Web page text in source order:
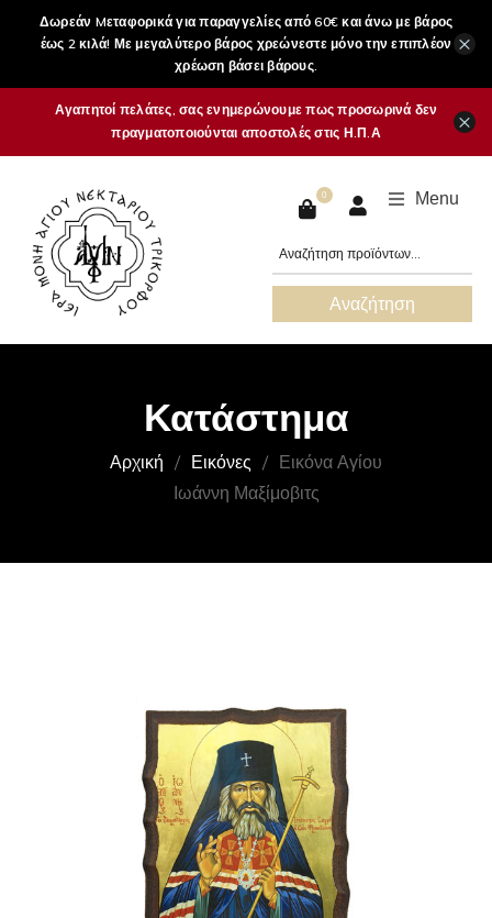
Δωρεάν Mεταφορικά για παραγγελίες από 60€ και άνω με βάρος
έως 2 κιλά! Με μεγαλύτερο βάρος χρεώνεστε μόνο την επιπλέον
χρέωση βάσει βάρους.
×
Αγαπητοί πελάτες, σας ενημερώνουμε πως προσωρινά δεν
πραγματοποιούνται αποστολές στις Η.Π.Α
×
0 Menu
Αναζήτηση
Κατάστημα
Αρχική Εικόνες
Εικόνα Αγίου
Ιωάννη Μαξίμοβιτς